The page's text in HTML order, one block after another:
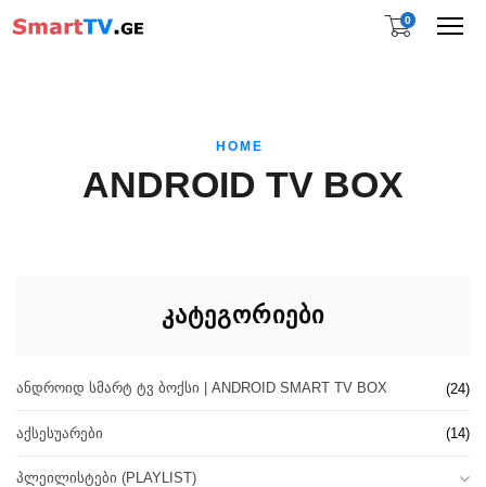
0
HOME
ANDROID TV BOX
ᲙᲐᲢᲔᲒᲝᲠᲘᲔᲑᲘ
ᲐᲜᲓᲠᲝᲘᲓ ᲡᲛᲐᲠᲢ ᲢᲕ ᲑᲝᲥᲡᲘ | ANDROID SMART TV BOX (24)
ᲐᲥᲡᲔᲡᲣᲐᲠᲔᲑᲘ (14)
ᲞᲚᲔᲘᲚᲘᲡᲢᲔᲑᲘ (PLAYLIST)